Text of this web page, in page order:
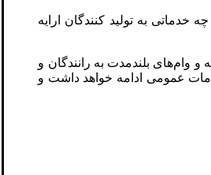
چه خدماتی به تولید کنندگان ارایه
و وام‌های بلندمدت به رانندگان و
عمومی ادامه خواهد داشت و